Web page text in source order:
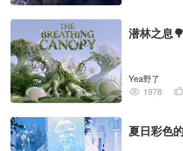
潜林之息
Yea野了
1978
夏日彩色